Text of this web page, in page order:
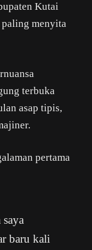
Kutai
paling menyita
terbuka
asap tipis,
pertama
baru kali